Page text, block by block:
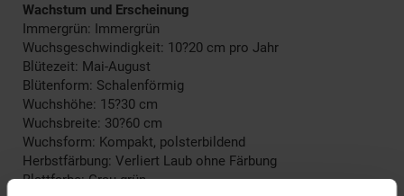
Wachstum und Erscheinung
Immergrün: Immergrün
Wuchsgeschwindigkeit: 10?20 cm pro Jahr
Blütezeit: Mai-August
Blütenform: Schalenförmig
Wuchshöhe: 15?30 cm
Wuchsbreite: 30?60 cm
Wuchsform: Kompakt, polsterbildend
Herbstfärbung: Verliert Laub ohne Färbung
Blattfarbe: Grau-grün